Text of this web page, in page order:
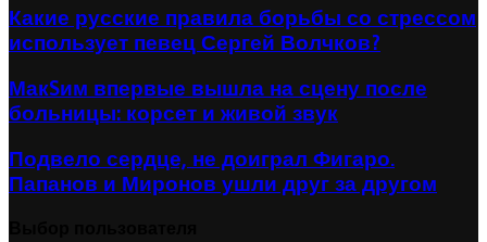
Какие русские правила борьбы со стрессом
использует певец Сергей Волчков?
МакSим впервые вышла на сцену после
больницы: корсет и живой звук
Подвело сердце, не доиграл Фигаро.
Папанов и Миронов ушли друг за другом